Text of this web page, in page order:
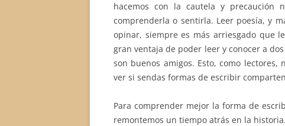
hacemos con la cautela y precaución
comprenderla o sentirla. Leer poesía, y
opinar, siempre es más arriesgado que
gran ventaja de poder leer y conocer a
son buenos amigos. Esto, como
ver si sendas formas de escribir
Para comprender mejor la forma de
remontemos un tiempo atrás en la historia.